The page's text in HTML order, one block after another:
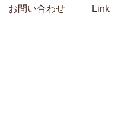
お問い合わせ Link